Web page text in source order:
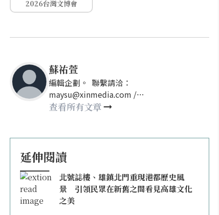
2026台灣文博會
蘇祐萱
編輯企劃。 聯繫請洽：
maysu@xinmedia.com /
may860527@gmail.com
查看所有文章
延伸閱讀
北號誌樓、雄鎮北門重現港都歷史風
景 引領民眾在新舊之間看見高雄文化
之美